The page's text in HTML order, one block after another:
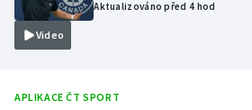
Plavání
Video
Aktualizováno před 4 hod
APLIKACE ČT SPORT